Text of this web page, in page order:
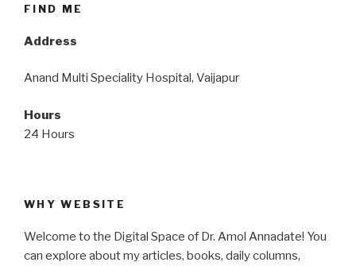
FIND ME
Address
Anand Multi Speciality Hospital, Vaijapur
Hours
24 Hours
WHY WEBSITE
Welcome to the Digital Space of Dr. Amol Annadate! You
can explore about my articles, books, daily columns,